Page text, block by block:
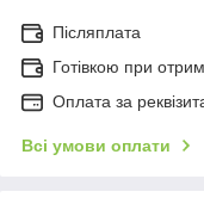
Післяплата
Готівкою при
Оплата за
Всі умови оплати